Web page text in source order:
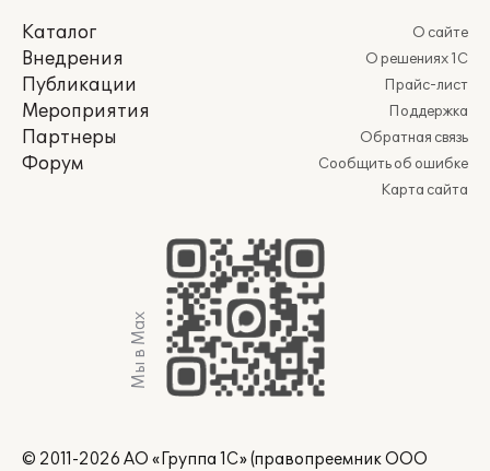
Каталог
Внедрения
Публикации
Мероприятия
Партнеры
Форум
О сайте
О решениях 1С
Прайс-лист
Поддержка
Обратная связь
Сообщить об ошибке
Карта сайта
Мы в Max
© 2011-2026 АО «Группа 1С» (правопреемник ООО